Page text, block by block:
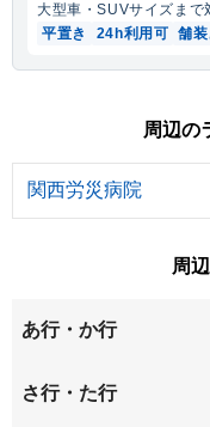
大型車・SUVサイズまで
平置き
24h利用可 舗装
周辺の
関西労災病院
周
あ行・か行
稲葉荘
さ行・た行